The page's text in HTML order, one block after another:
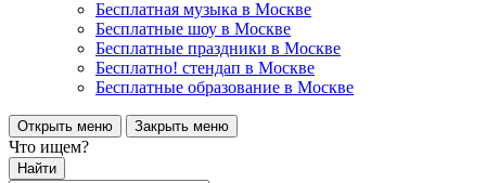
Бесплатная музыка в Москве
Бесплатные шоу в Москве
Бесплатные праздники в Москве
Бесплатно! стендап в Москве
Бесплатные образование в Москве
Открыть меню Закрыть меню
Что ищем?
Найти